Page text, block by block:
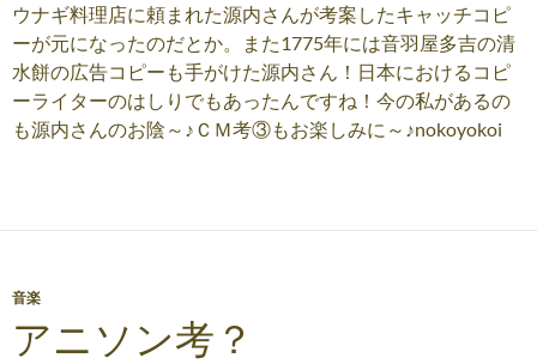
ウナギ料理店に頼まれた源内さんが考案したキャッチコピ
ーが元になったのだとか。また1775年には音羽屋多吉の清
水餅の広告コピーも手がけた源内さん！日本におけるコピ
ーライターのはしりでもあったんですね！今の私があるの
も源内さんのお陰～♪ＣＭ考③もお楽しみに～♪nokoyokoi
音楽
アニソン考？